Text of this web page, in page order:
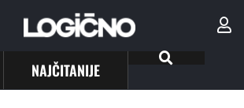
NAJČITANIJE